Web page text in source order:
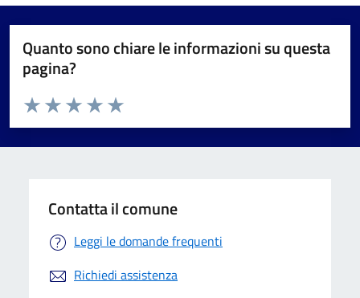
Quanto sono chiare le informazioni su questa
pagina?
Valuta da 1 a 5 stelle la pagina
Valuta 5 stelle su 5
Valuta 4 stelle su 5
Valuta 3 stelle su 5
Valuta 2 stelle su 5
Valuta 1 stelle su 5
Contatta il comune
Leggi le domande frequenti
Richiedi assistenza